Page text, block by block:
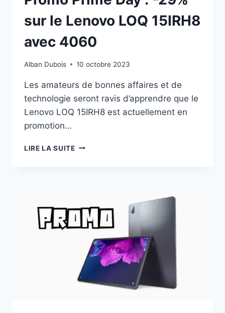
sur le Lenovo LOQ 15IRH8
avec 4060
Alban Dubois 10 octobre 2023
Les amateurs de bonnes affaires et de
technologie seront ravis d’apprendre que le
Lenovo LOQ 15IRH8 est actuellement en
promotion…
LIRE LA SUITEPROMO
LE
LENOVO
LOQ
15IRH8
AVEC
4060